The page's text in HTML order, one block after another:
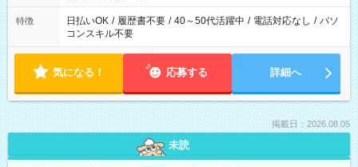
特徴 日払いOK / 履歴書不要 / 40～50代活躍中 / 電話対応なし / パソ
コンスキル不要
気になる！ 応募する 詳細へ
掲載日：2026.08.05
未読